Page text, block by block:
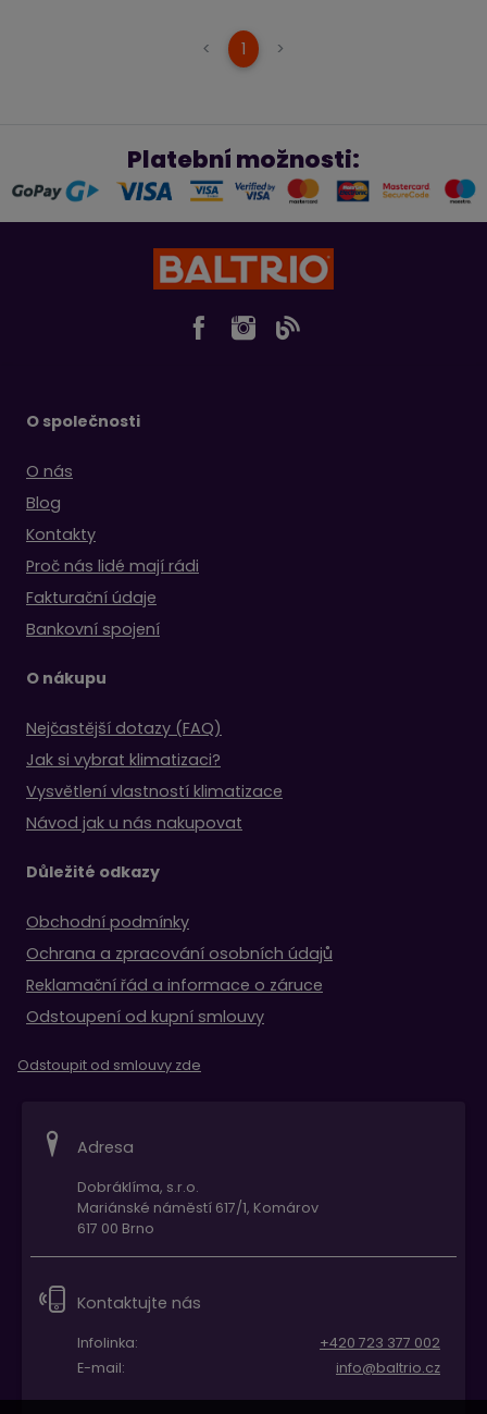
< 1 (current)
>
Platební možnosti:
O společnosti
O nás
Blog
Kontakty
Proč nás lidé mají rádi
Fakturační údaje
Bankovní spojení
O nákupu
Nejčastější dotazy (FAQ)
Jak si vybrat klimatizaci?
Vysvětlení vlastností klimatizace
Návod jak u nás nakupovat
Důležité odkazy
Obchodní podmínky
Ochrana a zpracování osobních údajů
Reklamační řád a informace o záruce
Odstoupení od kupní smlouvy
Odstoupit od smlouvy zde
Adresa
Dobráklíma, s.r.o.
Mariánské náměstí 617/1, Komárov
617 00 Brno
Kontaktujte nás
Infolinka:
+420 723 377 002
E-mail:
info@baltrio.cz